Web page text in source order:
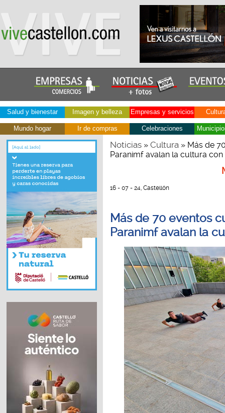
Salud y bienestar Imagen y belleza Empresas y servicios
Mundo hogar Ir de compras Celebraciones
Noticias» Cultura» Más de
Paranimf avalan la cultura
16 - 07 - 24, Castellón
Más de 70 eventos
Paranimf avalan la